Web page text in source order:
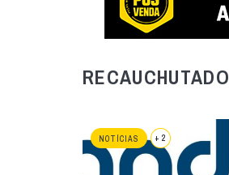
RECAUCHUTADO
NOTÍCIAS + 2